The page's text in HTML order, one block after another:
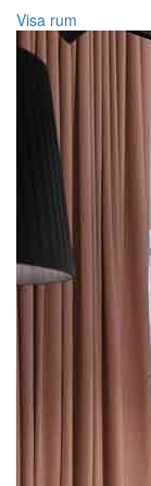
Visa rum